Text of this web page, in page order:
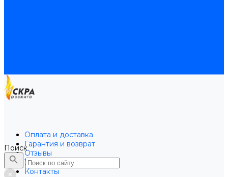
Оплата и доставка
Гарантия и возврат
Отзывы
Услуги
Контакты
Поиск